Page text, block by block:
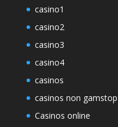
casino1
casino2
casino3
casino4
casinos
casinos non gamstop
Casinos online